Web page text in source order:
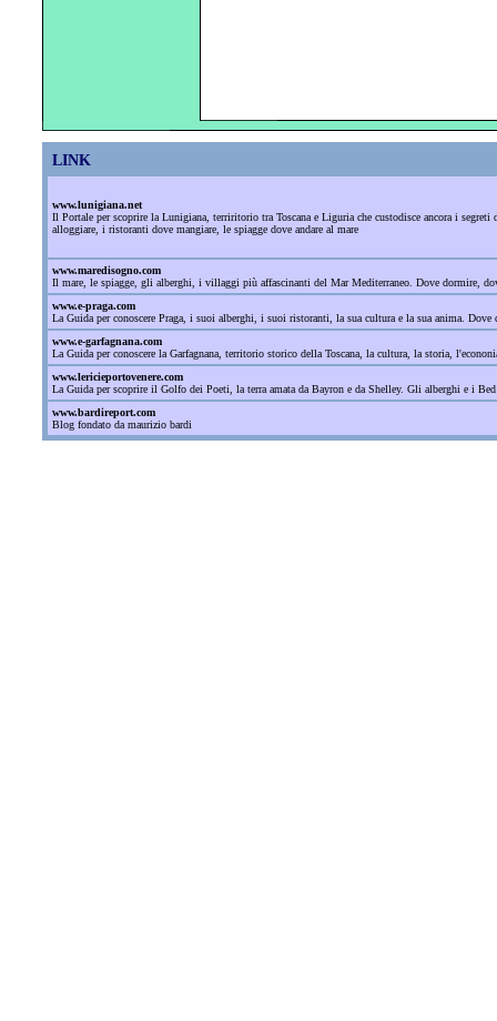
LINK
www.lunigiana.net
Il Portale per scoprire la Lunigiana, terriritorio tra Toscana e Liguria che custodisce ancora i
alloggiare, i ristoranti dove mangiare, le spiagge dove andare al mare
www.maredisogno.com
Il mare, le spiagge, gli alberghi, i villaggi più affascinanti del Mar Mediterraneo. Dove dormire,
www.e-praga.com
La Guida per conoscere Praga, i suoi alberghi, i suoi ristoranti, la sua cultura e la sua anima.
www.e-garfagnana.com
La Guida per conoscere la Garfagnana, territorio storico della Toscana, la cultura, la storia,
www.lericieportovenere.com
La Guida per scoprire il Golfo dei Poeti, la terra amata da Bayron e da Shelley. Gli alberghi e i
www.bardireport.com
Blog fondato da maurizio bardi